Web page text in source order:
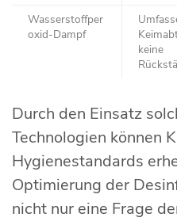
Wasserstoffper
oxid-Dampf
keine
Durch den Einsatz
Technologien können
Hygienestandards
Optimierung der
nicht nur eine Frage